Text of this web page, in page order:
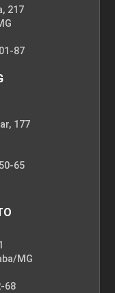
217
87
177
65
MG
68